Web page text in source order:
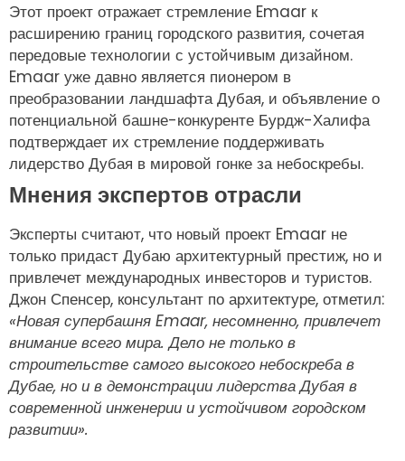
Этот проект отражает стремление Emaar к
расширению границ городского развития, сочетая
передовые технологии с устойчивым дизайном.
Emaar уже давно является пионером в
преобразовании ландшафта Дубая, и объявление о
потенциальной башне-конкуренте Бурдж-Халифа
подтверждает их стремление поддерживать
лидерство Дубая в мировой гонке за небоскребы.
Мнения экспертов отрасли
Эксперты считают, что новый проект Emaar не
только придаст Дубаю архитектурный престиж, но и
привлечет международных инвесторов и туристов.
Джон Спенсер, консультант по архитектуре, отметил:
«Новая супербашня Emaar, несомненно, привлечет
внимание всего мира. Дело не только в
строительстве самого высокого небоскреба в
Дубае, но и в демонстрации лидерства Дубая в
современной инженерии и устойчивом городском
развитии».